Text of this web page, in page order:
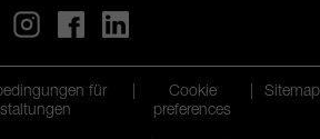
für
Cookie
preferences
Sitemap